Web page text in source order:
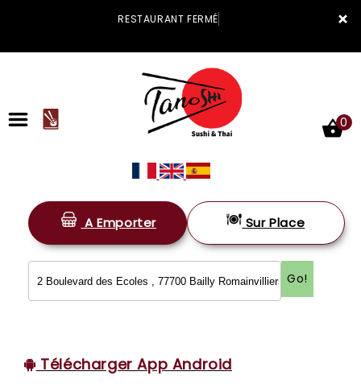
×
RESTAURANT FERMÉ
ACCUEIL
LA CARTE
VOS AVIS
0
A Emporter Sur Place
Go!
Télécharger App Android